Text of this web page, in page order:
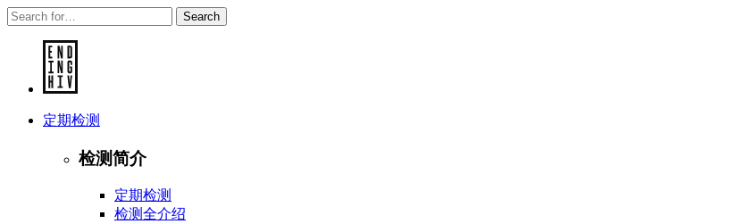
Search
定期检测
检测简介
定期检测
检测全介绍